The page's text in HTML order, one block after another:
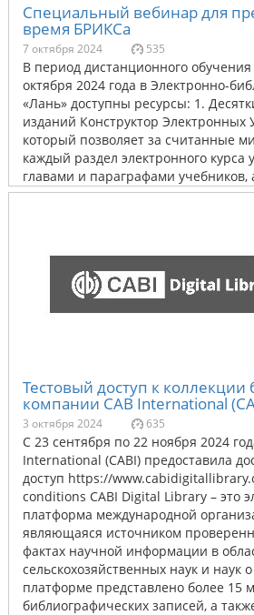
Специальный вебинар для
время БРИКСа
7 октября 2024 535
В период дистанционного обучения
октября 2024 года в Электронно-
«Лань» доступны ресурсы: 1.
изданий Конструктор Электронных
который позволяет за считанные
каждый раздел электронного
главами и параграфами учебников,
Тестовый доступ к коллекции
компании CAB International
3 октября 2024 635
С 23 сентября по 22 ноября 2024
International (CABI) предоставила
доступ https://
conditions CABI Digital Library – это
платформа международной
являющаяся источником
фактах научной информации в
сельскохозяйственных наук и наук
платформе представлено более 15
библиографических записей, а